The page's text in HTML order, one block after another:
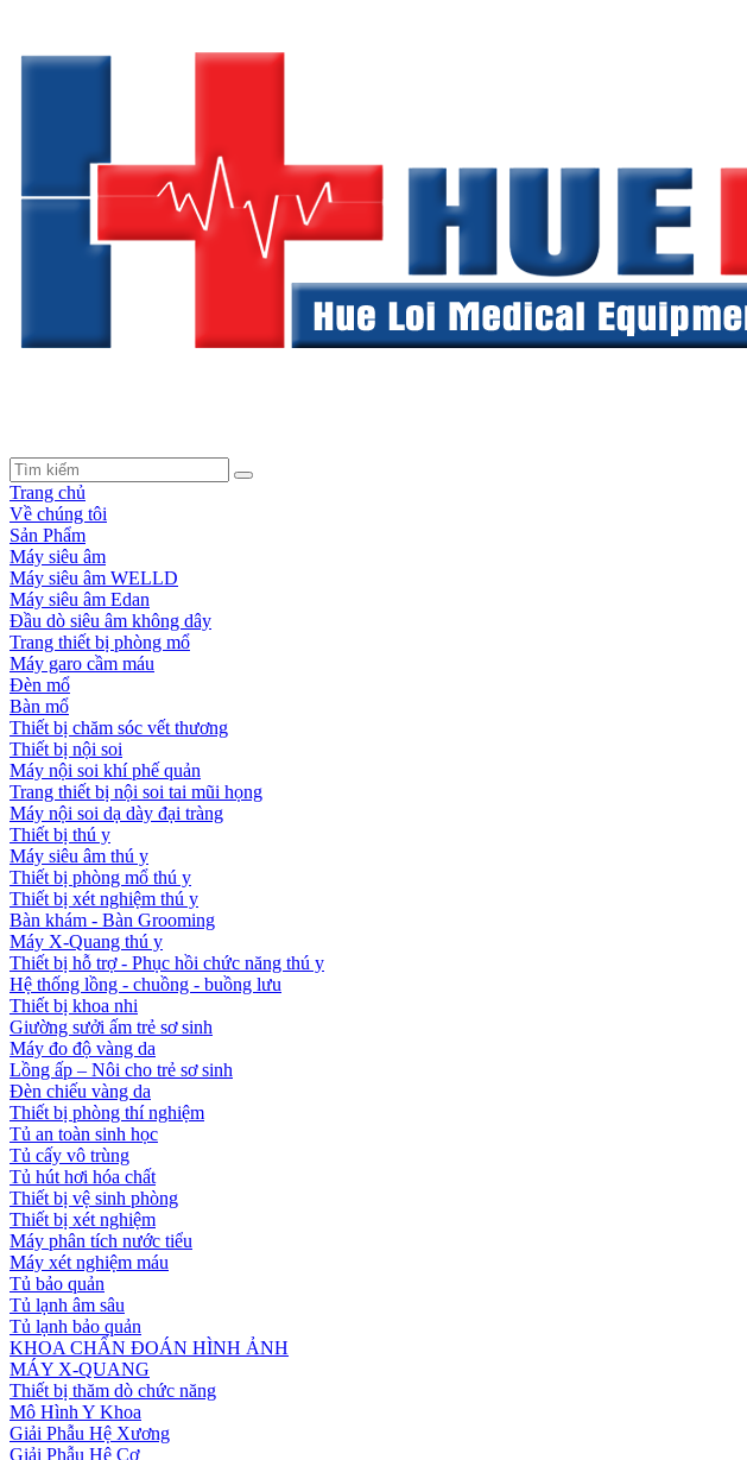
Trang chủ
Về chúng tôi
Sản Phẩm
Máy siêu âm
Máy siêu âm WELLD
Máy siêu âm Edan
Đầu dò siêu âm không dây
Trang thiết bị phòng mổ
Máy garo cầm máu
Đèn mổ
Bàn mổ
Thiết bị chăm sóc vết thương
Thiết bị nội soi
Máy nội soi khí phế quản
Trang thiết bị nội soi tai mũi họng
Máy nội soi dạ dày đại tràng
Thiết bị thú y
Máy siêu âm thú y
Thiết bị phòng mổ thú y
Thiết bị xét nghiệm thú y
Bàn khám - Bàn Grooming
Máy X-Quang thú y
Thiết bị hỗ trợ - Phục hồi chức năng thú y
Hệ thống lồng - chuồng - buồng lưu
Thiết bị khoa nhi
Giường sưởi ấm trẻ sơ sinh
Máy đo độ vàng da
Lồng ấp – Nôi cho trẻ sơ sinh
Đèn chiếu vàng da
Thiết bị phòng thí nghiệm
Tủ an toàn sinh học
Tủ cấy vô trùng
Tủ hút hơi hóa chất
Thiết bị vệ sinh phòng
Thiết bị xét nghiệm
Máy phân tích nước tiểu
Máy xét nghiệm máu
Tủ bảo quản
Tủ lạnh âm sâu
Tủ lạnh bảo quản
KHOA CHẨN ĐOÁN HÌNH ẢNH
MÁY X-QUANG
Thiết bị thăm dò chức năng
Mô Hình Y Khoa
Giải Phẫu Hệ Xương
Giải Phẫu Hệ Cơ